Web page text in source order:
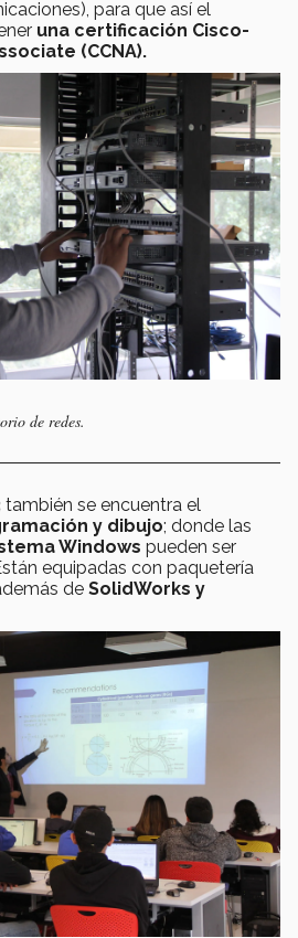
para que así el
una certificación Cisco-
(CCNA).
de redes.
también se encuentra el
y dibujo; donde las
Windows pueden ser
equipadas con paquetería
de SolidWorks y